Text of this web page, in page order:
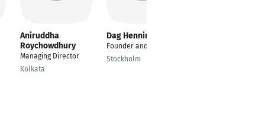
Aniruddha
Roychowdhury
Managing Director
Kolkata
Dag Henning
Founder and CEO
Stockholm